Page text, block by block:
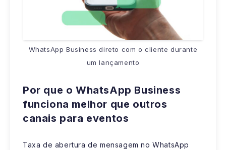
WhatsApp Business direto com o cliente durante
um lançamento
Por que o WhatsApp Business
funciona melhor que outros
canais para eventos
Taxa de abertura de mensagem no WhatsApp